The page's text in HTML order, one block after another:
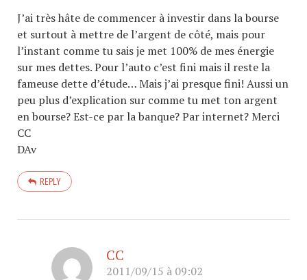
J’ai très hâte de commencer à investir dans la bourse
et surtout à mettre de l’argent de côté, mais pour
l’instant comme tu sais je met 100% de mes énergie
sur mes dettes. Pour l’auto c’est fini mais il reste la
fameuse dette d’étude… Mais j’ai presque fini! Aussi un
peu plus d’explication sur comme tu met ton argent
en bourse? Est-ce par la banque? Par internet? Merci
CC
DAv
REPLY
CC
2011/09/15 à 09:02